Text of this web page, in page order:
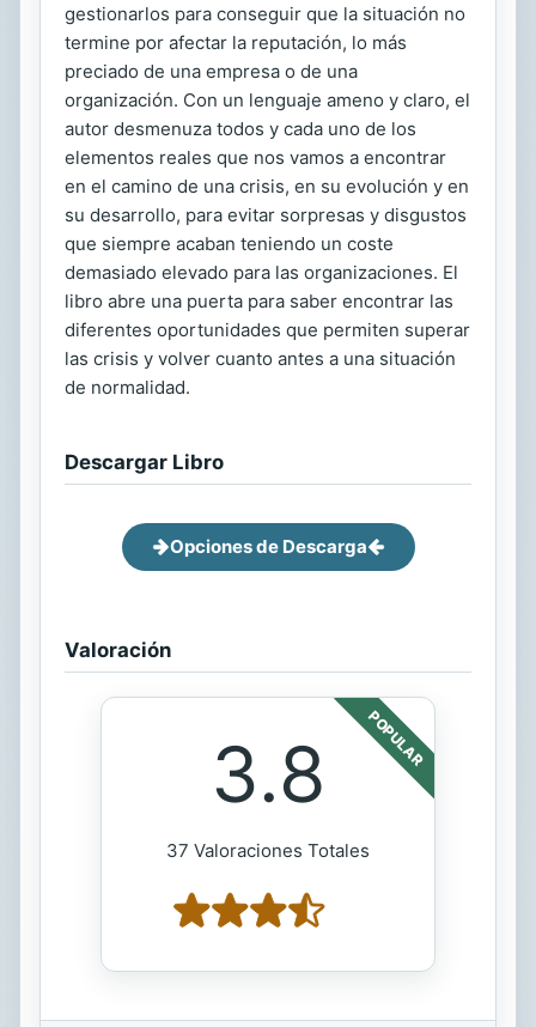
gestionarlos para conseguir que la situación no
termine por afectar la reputación, lo más
preciado de una empresa o de una
organización. Con un lenguaje ameno y claro, el
autor desmenuza todos y cada uno de los
elementos reales que nos vamos a encontrar
en el camino de una crisis, en su evolución y en
su desarrollo, para evitar sorpresas y disgustos
que siempre acaban teniendo un coste
demasiado elevado para las organizaciones. El
libro abre una puerta para saber encontrar las
diferentes oportunidades que permiten superar
las crisis y volver cuanto antes a una situación
de normalidad.
Descargar Libro
Opciones de Descarga
Valoración
POPULAR
3.8
37 Valoraciones Totales